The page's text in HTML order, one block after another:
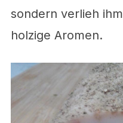
sondern verlieh
holzige Aromen.